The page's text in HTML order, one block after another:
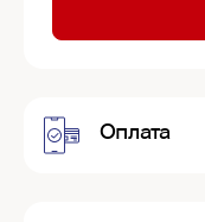
Оплата